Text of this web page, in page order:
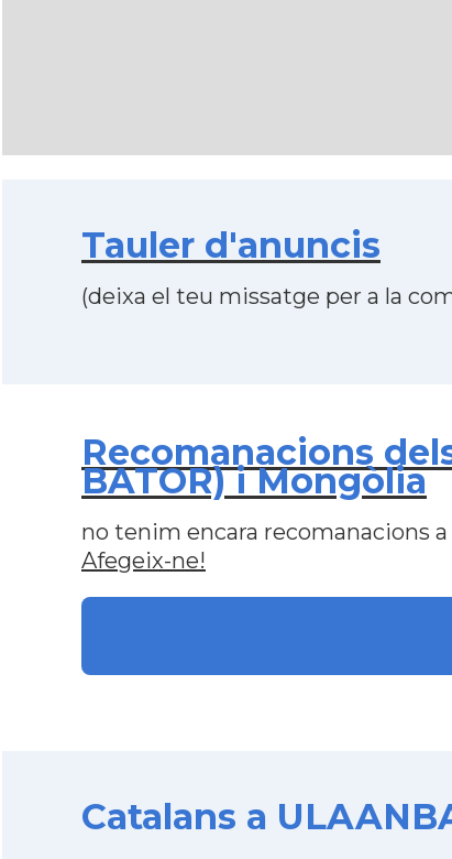
Tauler d'anuncis
(deixa el teu missatge per a la
Recomanacions
BATOR) i Mongòlia
no tenim encara recomanacions
Afegeix-ne!
Catalans a